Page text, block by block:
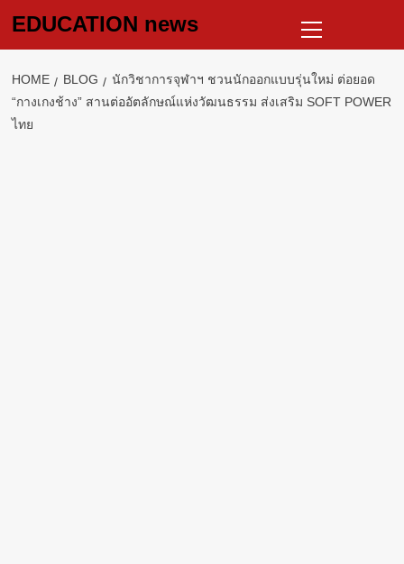
EDUCATION news
Menu
HOME BLOG
นักวิชาการจุฬาฯ ชวนนักออกแบบรุ่นใหม่ ต่อยอด
“กางเกงช้าง” สานต่ออัตลักษณ์แห่งวัฒนธรรม ส่งเสริม SOFT POWER
ไทย